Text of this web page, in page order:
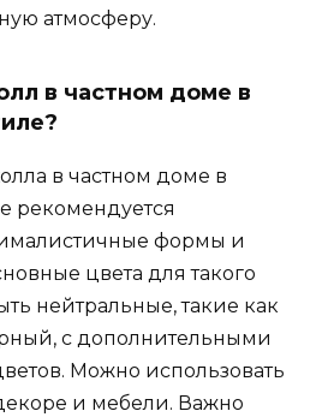
атмосферу.
в частном доме в
в частном доме в
рекомендуется
формы и
цвета для такого
нейтральные, такие как
с дополнительными
Можно использовать
и мебели. Важно